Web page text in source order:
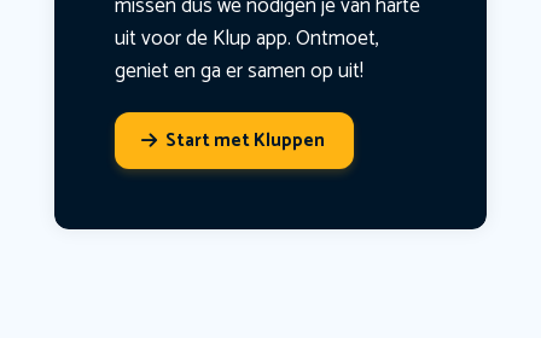
uit voor de Klup app. Ontmoet,
geniet en ga er samen op uit!
Start met Kluppen